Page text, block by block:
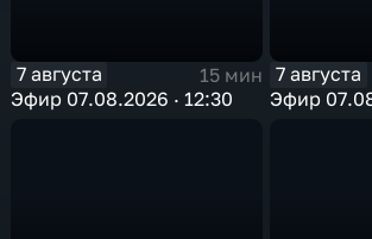
7 августа
15 мин
Эфир 07.08.2026 · 12:30
7 августа
Эфир